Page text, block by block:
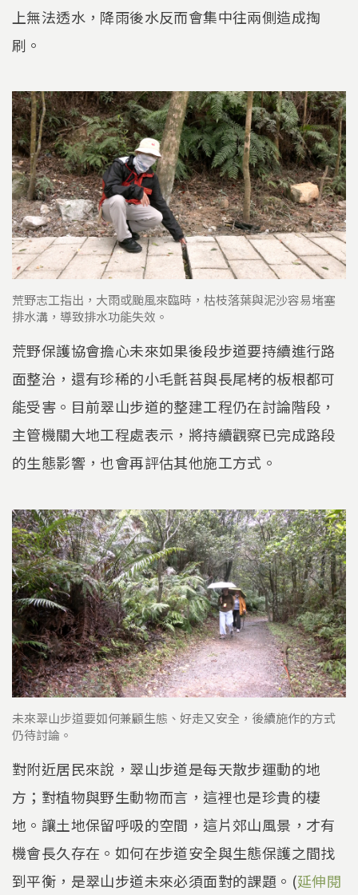
上無法透水，降雨後水反而會集中往兩側造成掏
刷。
荒野志工指出，大雨或颱風來臨時，枯枝落葉與泥沙容易堵塞
排水溝，導致排水功能失效。
荒野保護協會擔心未來如果後段步道要持續進行路
面整治，還有珍稀的小毛氈苔與長尾栲的板根都可
能受害。目前翠山步道的整建工程仍在討論階段，
主管機關大地工程處表示，將持續觀察已完成路段
的生態影響，也會再評估其他施工方式。
未來翠山步道要如何兼顧生態、好走又安全，後續施作的方式
仍待討論。
對附近居民來說，翠山步道是每天散步運動的地
方；對植物與野生動物而言，這裡也是珍貴的棲
地。讓土地保留呼吸的空間，這片郊山風景，才有
機會長久存在。如何在步道安全與生態保護之間找
到平衡，是翠山步道未來必須面對的課題。(延伸閱